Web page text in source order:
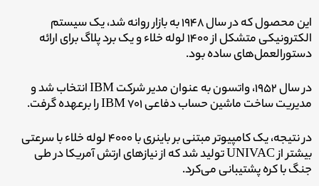
این محصول که در سال ۱۹۴۸ به بازار روانه شد، یک سیستم
الکترونیکی متشکل از ۱۴۰۰ لوله خلاء و یک برد پلاگ برای ارائه
دستورالعمل‌های ساده بود.
در سال ۱۹۵۲، واتسون به عنوان مدیر شرکت IBM انتخاب شد و
مدیریت ساخت ماشین حساب دفاعی IBM ۷۰۱ را برعهده گرفت.
در نتیجه، یک کامپیوتر مبتنی بر باینری با ۴۰۰۰ لوله خلاء با سرعتی
بیشتر از UNIVAC تولید شد که از نیازهای ارتش آمریکا در طی
جنگ با کره پشتیبانی می‌کرد.